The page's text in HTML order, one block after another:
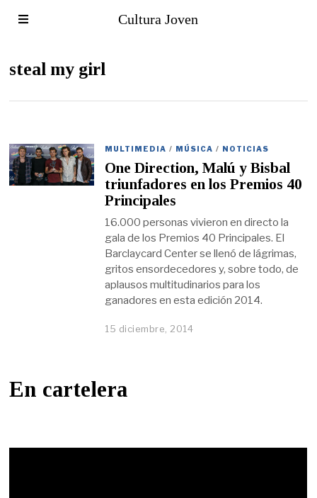
Cultura Joven
steal my girl
MULTIMEDIA / MÚSICA / NOTICIAS
One Direction, Malú y Bisbal
triunfadores en los Premios 40
Principales
16.000 personas vivieron en directo la
gala de los Premios 40 Principales. El
Barclaycard Center se llenó de lágrimas,
gritos ensordecedores y, sobre todo, de
aplausos multitudinarios para los
ganadores en esta edición 2014.
15 diciembre, 2014
En cartelera